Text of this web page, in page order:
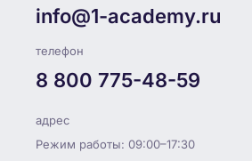
info@1-academy.ru
телефон
8 800 775-48-59
адрес
Режим работы: 09:00–17:30